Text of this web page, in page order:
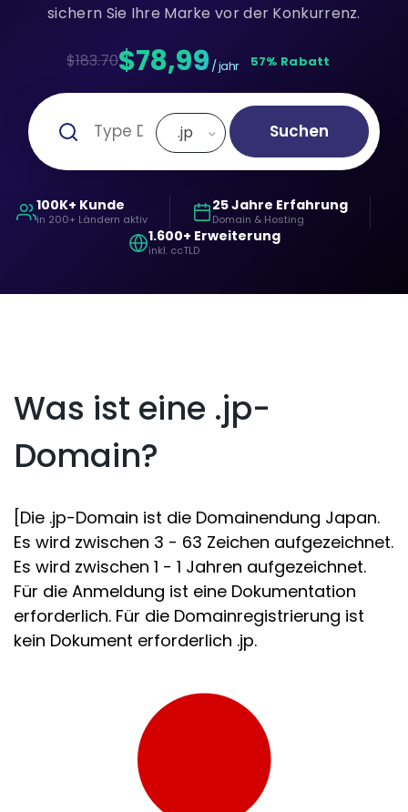
sichern Sie Ihre Marke vor der Konkurrenz.
$183.70$78,99 / jahr 57% Rabatt
.jp Suchen
100K+ Kunde
in 200+ Ländern aktiv
25 Jahre Erfahrung
Domain & Hosting
1.600+ Erweiterung
inkl. ccTLD
Was ist eine .jp-
Domain?
[Die .jp-Domain ist die Domainendung Japan.
Es wird zwischen 3 - 63 Zeichen aufgezeichnet.
Es wird zwischen 1 - 1 Jahren aufgezeichnet.
Für die Anmeldung ist eine Dokumentation
erforderlich. Für die Domainregistrierung ist
kein Dokument erforderlich .jp.